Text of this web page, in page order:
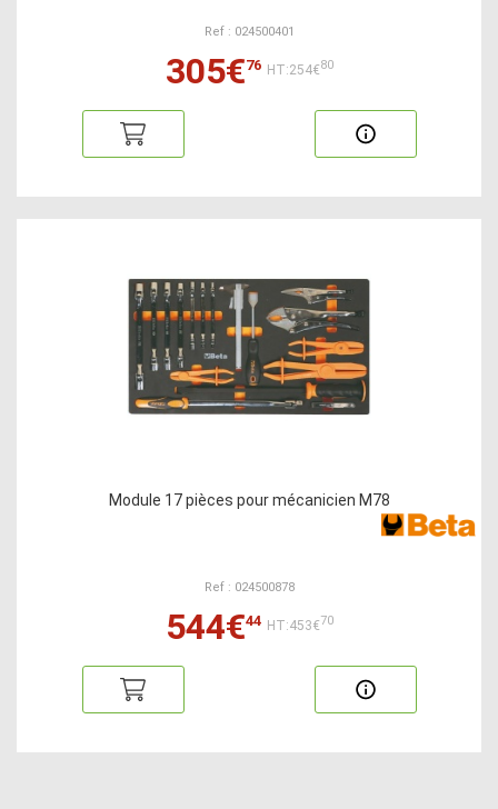
Ref : 024500401
305€76 HT:254€80
Module 17 pièces pour mécanicien M78
Ref : 024500878
544€44 HT:453€70